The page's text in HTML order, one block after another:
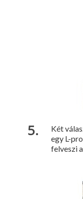
Két
egy L-
felveszi